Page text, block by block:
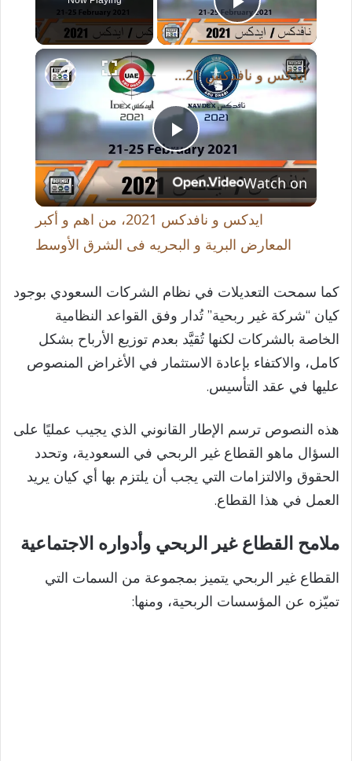
Play Video
×
P
l
a
y
V
d
e
ايدكس و نافدكس 2021، من اهم و أكبر المعارض البرية و البحريه فى الشرق الأوسط
Watch on
ايدكس و نافدكس 2021، من اهم و أكبر
المعارض البرية و البحريه فى الشرق الأوسط
كما سمحت التعديلات في نظام الشركات السعودي بوجود
كيان “شركة غير ربحية” تُدار وفق القواعد النظامية
الخاصة بالشركات لكنها تُقيَّد بعدم توزيع الأرباح بشكل
كامل، والاكتفاء بإعادة الاستثمار في الأغراض المنصوص
عليها في عقد التأسيس.
هذه النصوص ترسم الإطار القانوني الذي يجيب عمليًا على
السؤال ماهو القطاع غير الربحي في السعودية، وتحدد
الحقوق والالتزامات التي يجب أن يلتزم بها أي كيان يريد
العمل في هذا القطاع.
ملامح القطاع غير الربحي وأدواره الاجتماعية
القطاع غير الربحي يتميز بمجموعة من السمات التي
تميّزه عن المؤسسات الربحية، ومنها: